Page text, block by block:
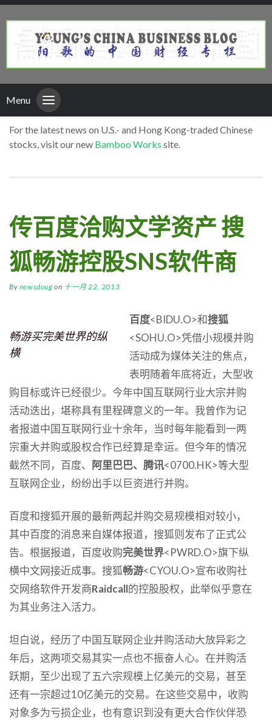
Menu
For the latest news on U.S.- and Hong Kong-traded Chinese
stocks, visit our new Bamboo Works site.
传百度洽购文学资产 搜
狐畅游控股SNS软件商
By newsdoug on 十一月 22, 2013
畅游买完美世界的纵
横
百度<BIDU.O>和搜狐
<SOHU.O>凭借小规模并购
活动成为媒体关注的焦点，
表明随着年底将近，大型收
购目标或许已经很少。今年中国互联网行业大宗并购
活动迭出，堪称具有里程碑意义的一年。我曾作为记
者报道中国互联网行业十余年，当时每年能看到一两
宗重大并购或股权合作已经算是幸运。但今年的情况
截然不同，百度、
阿里巴巴、腾讯<0700.HK>等大型
互联网企业，纷纷出手以巨资进行并购。
百度和搜狐开展的最新两起并购交易规模相对较小，
其中百度的消息来自媒体报道，搜狐则发布了正式公
告。根据报道，百度收购完美世界<PWRD.O>旗下纵
横中文网接近成事。搜狐畅游<CYOU.O>宣布收购社
交网络软件开发商Raidcall的控股股权，此举似乎意在
为其业务注入活力。
坦白说，经历了中国互联网企业并购活动大放异彩之
年后，这两项交易其实一点也不振奋人心。在并购活
跃期，至少出现了五六宗规模上亿美元的交易，甚至
还有一宗超过10亿美元的交易。在这些交易中，收购
对象多为亏损企业，也有意识到没有更大合作伙伴恐